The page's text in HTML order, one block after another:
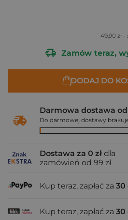
49,90 zł -
Zamów teraz,
DODAJ DO
Darmowa dostawa od
Do darmowej dostawy brakuje
Dostawa za 0 zł dla
zamówień od 99 zł
Kup teraz, zapłać za 30
Kup teraz, zapłać za 30